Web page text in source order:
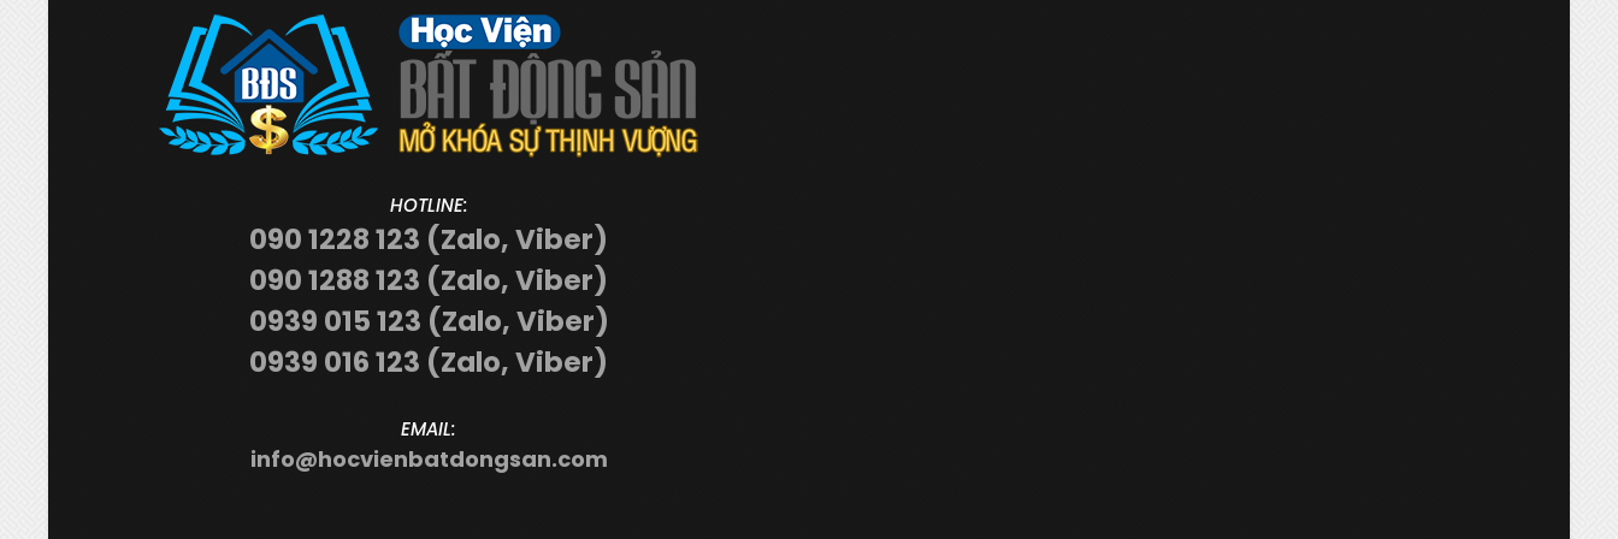
HOTLINE:
090 1228 123 (Zalo, Viber)
090 1288 123 (Zalo, Viber)
0939 015 123 (Zalo, Viber)
0939 016 123 (Zalo, Viber)
EMAIL:
info@hocvienbatdongsan.com